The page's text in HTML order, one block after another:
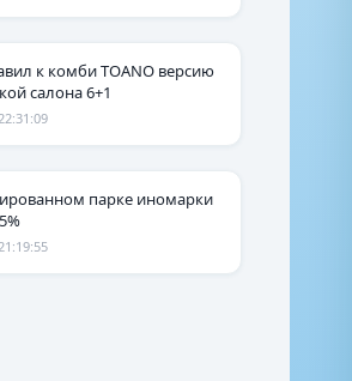
к комби TOANO версию
салона 6+1
парке иномарки